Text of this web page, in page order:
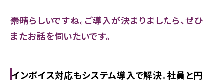
――素晴らしいですね。ご導入が決まりましたら、ぜひ
またお話を伺いたいです。
インボイス対応もシステム導入で解決。社員と円